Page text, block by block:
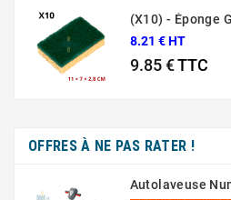
8.21 € HT
9.85 €TTC
OFFRES À NE PAS RATER !